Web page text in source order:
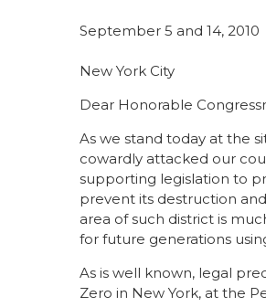
September 5 and 14, 2010
New York City
Dear Honorable
As we stand today at the
cowardly attacked our
supporting legislation to
prevent its destruction
area of such district is
for future generations
As is well known, legal
Zero in New York, at the